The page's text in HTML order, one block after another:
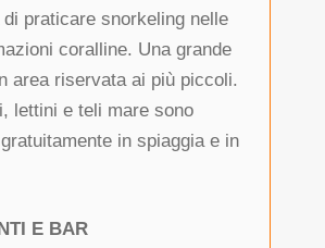
praticare snorkeling nelle
coralline. Una grande
area riservata ai più piccoli.
lettini e teli mare sono
in spiaggia e in
E BAR